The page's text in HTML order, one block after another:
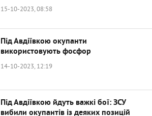
15-10-2023, 08:58
Під Авдіївкою окупанти
використовують фосфор
14-10-2023, 12:19
Під Авдіївкою йдуть важкі бої: ЗСУ
вибили окупантів із деяких позицій